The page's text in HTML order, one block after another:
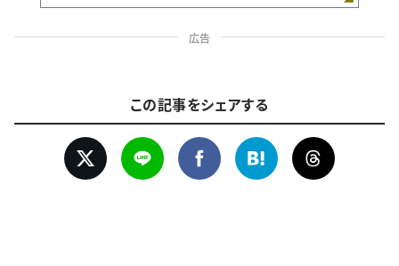
広告
この記事をシェアする